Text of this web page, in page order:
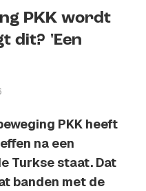
PKK wordt
dit? 'Een
PKK heeft
na een
Turkse staat. Dat
banden met de